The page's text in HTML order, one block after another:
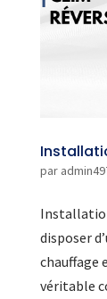
par
disposer
chauffage
véritable